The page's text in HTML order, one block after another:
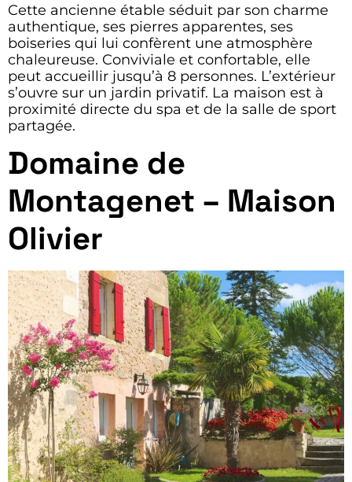
Cette ancienne étable séduit par son charme
authentique, ses pierres apparentes, ses
boiseries qui lui confèrent une atmosphère
chaleureuse. Conviviale et confortable, elle
peut accueillir jusqu’à 8 personnes. L’extérieur
s’ouvre sur un jardin privatif. La maison est à
proximité directe du spa et de la salle de sport
partagée.
Domaine de
Montagenet – Maison
Olivier